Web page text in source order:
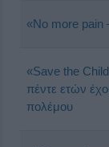
«No more pain
«Save the
πέντε ετών
πολέμου